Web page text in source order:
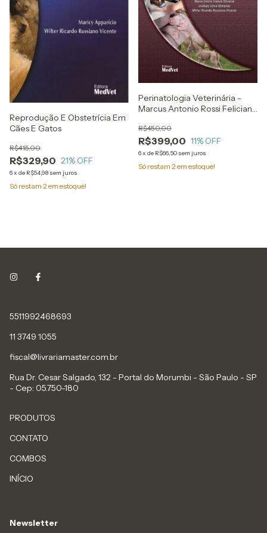
Reprodução E Obstetrícia Em
Cães E Gatos
R$329,90
R$415,00
21% OFF
6x de R$54,98 sem juros
Só restam 2em estoque!
Perinatologia Veterinária -
Marcus Antonio Rossi Feliciano
R$399,00
R$450,00
11% OFF
6x de R$66,50 sem juros
Só restam 2em estoque!
5511992468693
11 3749 1055
fiscal@livrariamaster.com.br
Rua Dr. Cesar Salgado, 132 - Portal do Morumbi - São Paulo - SP
- Cep: 05.750-180
PRODUTOS
CONTATO
COMBOS
INÍCIO
Newsletter